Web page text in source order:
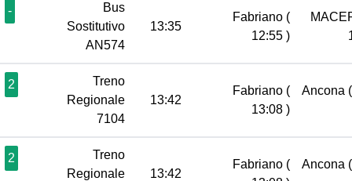
-
Bus
Sostitutivo
AN574
13:35
Fabriano (
12:55 )
2
Treno
Regionale
7104
13:42
Fabriano (
13:08 )
Ancona
2
Treno
Regionale
13:42
Fabriano (
Ancona